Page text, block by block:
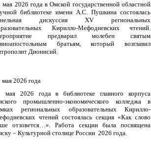
мая 2026 года в Омской государственной областной
библиотеке имени А.С. Пушкина состоялась
дискуссия XV региональных
Кирилло-Мефодиевских чтений.
предварил молебен святым
братьям, который возглавил
Дионисий.
мая 2026 года
мая 2026 года в библиотеке главного корпуса
промышленно-экономического колледжа в
региональных образовательных Кирилло-
чтений состоялась секция «Как слово
отзовется…». Работа секции была посвящена
– Культурной столице России 2026 года.